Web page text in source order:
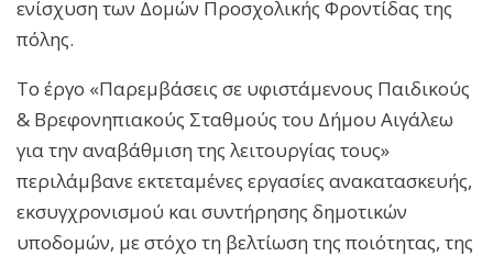
ενίσχυση των Δομών Προσχολικής Φροντίδας της
πόλης.
Το έργο «Παρεμβάσεις σε υφιστάμενους Παιδικούς
& Βρεφονηπιακούς Σταθμούς του Δήμου Αιγάλεω
για την αναβάθμιση της λειτουργίας τους»
περιλάμβανε εκτεταμένες εργασίες ανακατασκευής,
εκσυγχρονισμού και συντήρησης δημοτικών
υποδομών, με στόχο τη βελτίωση της ποιότητας, της